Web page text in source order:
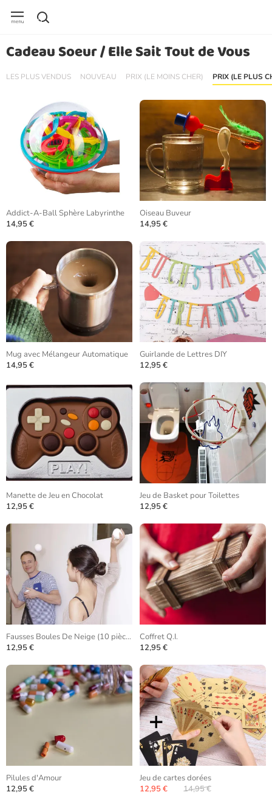
Cadeau Soeur / Elle Sait Tout de Vous
LES PLUS VENDUS NOUVEAU PRIX (LE MOINS CHER) PRIX (LE PLUS
Addict-A-Ball Sphère Labyrinthe
14,95 €
Oiseau Buveur
14,95 €
Mug avec Mélangeur Automatique
14,95 €
Guirlande de Lettres DIY
12,95 €
Manette de Jeu en Chocolat
12,95 €
Jeu de Basket pour Toilettes
12,95 €
Fausses Boules De Neige (10 pièces)
12,95 €
Coffret Q.I.
12,95 €
Pilules d'Amour
12,95 €
Jeu de cartes dorées
12,95 €
14,95 €